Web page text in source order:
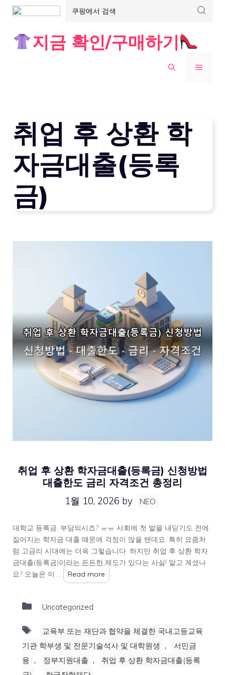
지금 확인/구매하기
MENU
취업 후 상환 학
자금대출(등록
금)
취업 후 상환 학자금대출(등록금) 신청방법
대출한도 금리 자격조건 총정리
1월 10, 2026 by NEO
대학교 등록금, 부담되시죠? ㅠㅠ 사회에 첫 발을 내딛기도 전에
짊어지는 학자금 대출 때문에 걱정이 많을 텐데요. 특히 요즘처
럼 고금리 시대에는 더욱 그렇습니다. 하지만 취업 후 상환 학자
금대출(등록금)이라는 든든한 제도가 있다는 사실! 알고 계셨나
요? 오늘은 이 …
Read more
Categories
Uncategorized
Tags
교육부 또는 재단과 협약을 체결한 국내고등교육
기관 학부생 및 전문기술석사 및 대학원생 ,
서민금
융 , 정부지원대출 ,
취업 후 상환 학자금대출(등록